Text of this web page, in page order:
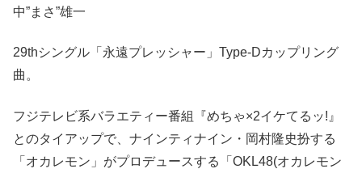
中”まさ”雄一
29thシングル「永遠プレッシャー」Type-Dカップリング
曲。
フジテレビ系バラエティー番組『めちゃ×2イケてるッ!』
とのタイアップで、ナインティナイン・岡村隆史扮する
「オカレモン」がプロデュースする「OKL48(オカレモン